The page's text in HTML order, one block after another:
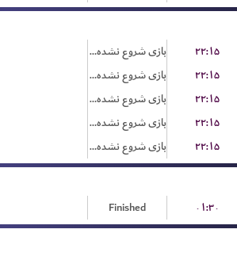
بازی شروع نشده است
۲۲:۱۵
بازی شروع نشده است
۲۲:۱۵
بازی شروع نشده است
۲۲:۱۵
بازی شروع نشده است
۲۲:۱۵
بازی شروع نشده است ۲۲:۱۵
Finished ۰۱:۳۰